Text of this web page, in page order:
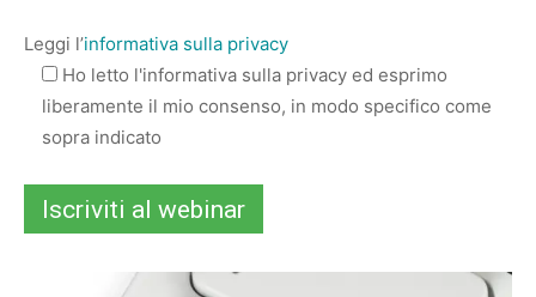
Leggi l’informativa sulla privacy
Ho letto l'informativa sulla privacy ed esprimo
liberamente il mio consenso, in modo specifico come
sopra indicato